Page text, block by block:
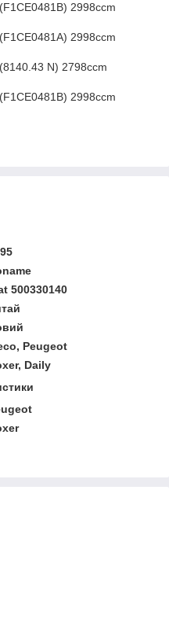
2998ccm
2998ccm
N) 2798ccm
2998ccm
500330140
Peugeot
Daily